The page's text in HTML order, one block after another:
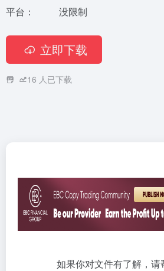
平台：
没限制
立即下载
16 人已下载
如果你对文件有了解，请